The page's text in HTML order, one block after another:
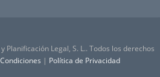
Planificación Legal, S. L.. Todos los derechos
| Política de Privacidad